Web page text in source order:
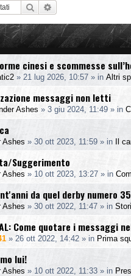
Cerca
cinesi e scommesse
» 21 lug 2026, 10:57 » in Altri
messaggi non letti
Ashes » 3 giu 2024, 11:49 » in
Ashes » 30 ott 2023, 11:59 » in Il
Suggerimento
Ashes » 10 ott 2023, 13:27 » in
da quel derby numero 35
Ashes » 30 ott 2022, 11:47 » in
Come quotare i messaggi
» 26 ott 2022, 14:42 » in Prima
lui!
Ashes » 10 ott 2022, 11:33 » in